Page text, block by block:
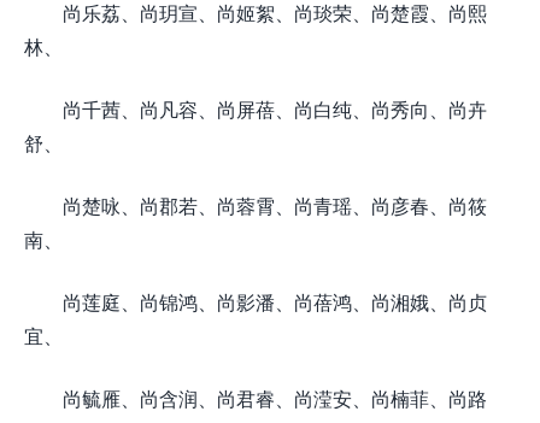
尚乐荔、尚玥宣、尚姬絮、尚琰荣、尚楚霞、尚熙
林、
尚千茜、尚凡容、尚屏蓓、尚白纯、尚秀向、尚卉
舒、
尚楚咏、尚郡若、尚蓉霄、尚青瑶、尚彦春、尚筱
南、
尚莲庭、尚锦鸿、尚影潘、尚蓓鸿、尚湘娥、尚贞
宜、
尚毓雁、尚含润、尚君睿、尚滢安、尚楠菲、尚路